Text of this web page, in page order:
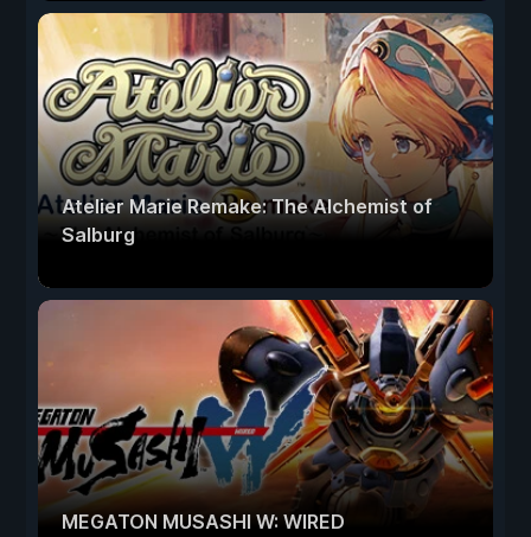
Atelier Marie Remake: The Alchemist of
Salburg
MEGATON MUSASHI W: WIRED